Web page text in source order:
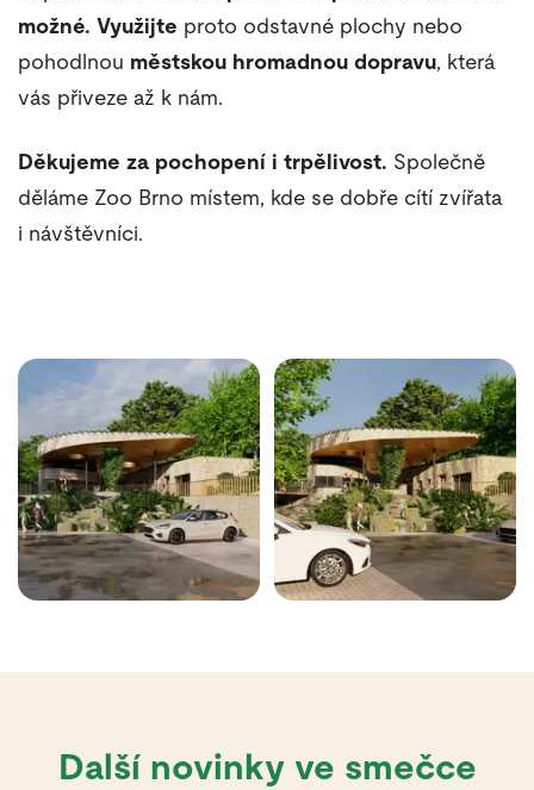
možné. Využijte proto odstavné plochy nebo
pohodlnou městskou hromadnou dopravu, která
vás přiveze až k nám.
Děkujeme za pochopení i trpělivost. Společně
děláme Zoo Brno místem, kde se dobře cítí zvířata
i návštěvníci.
Fotogalerie
Další novinky ve smečce